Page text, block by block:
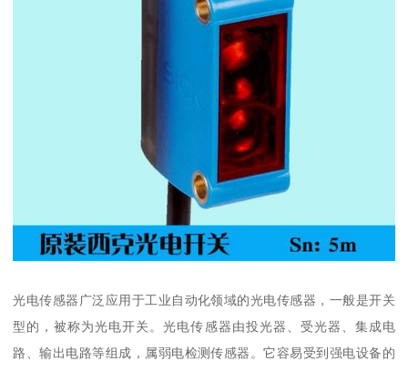
光电传感器广泛应用于工业自动化领域的光电传感器，一般是开关
型的，被称为光电开关。光电传感器由投光器、受光器、集成电
路、输出电路等组成，属弱电检测传感器。它容易受到强电设备的